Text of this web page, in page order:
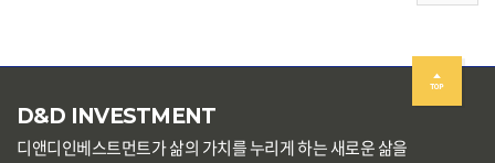
D&D INVESTMENT
디앤디인베스트먼트가 삶의 가치를 누리게 하는 새로운 삶을